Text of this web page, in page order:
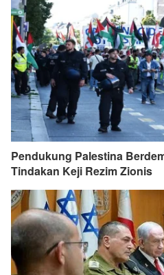
Pendukung Palestina
Tindakan Keji Rezim Zionis